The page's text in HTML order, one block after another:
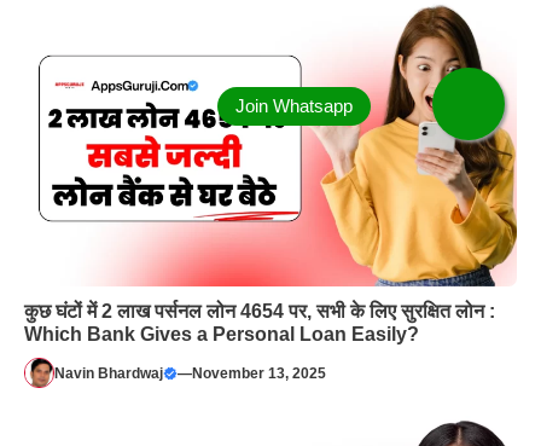
कुछ घंटों में 2 लाख पर्सनल लोन 4654 पर, सभी के लिए सुरक्षित लोन :
Which Bank Gives a Personal Loan Easily?
Navin Bhardwaj —November 13, 2025